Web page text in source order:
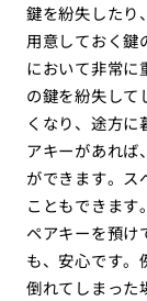
鍵を紛失したり
用意しておく鍵
において非常に
の鍵を紛失して
くなり、途方
アキーがあれば
ができます。ス
こともできます
ペアキーを預け
も、安心です。
倒れてしまった